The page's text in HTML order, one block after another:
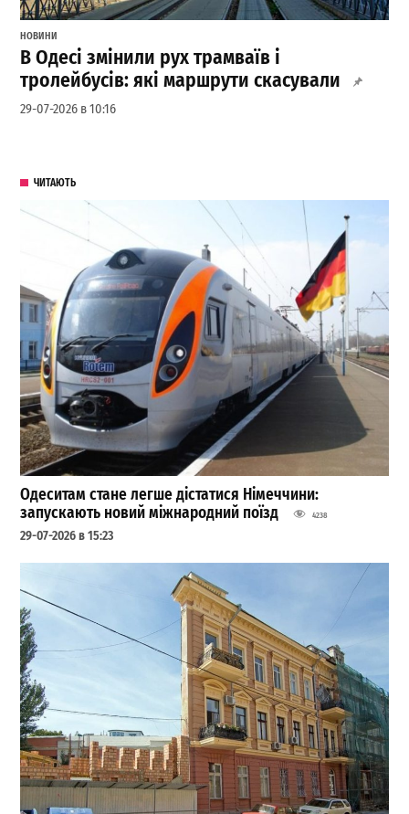
НОВИНИ
В Одесі змінили рух трамваїв і
тролейбусів: які маршрути скасували
29-07-2026 в 10:16
ЧИТАЮТЬ
Одеситам стане легше дістатися Німеччини:
запускають новий міжнародний поїзд
4238
29-07-2026 в 15:23